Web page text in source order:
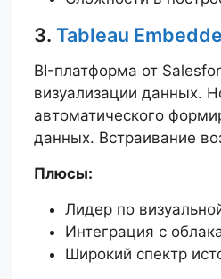
3. Tableau
BI-платформа от
визуализации данных.
автоматического
данных. Встраивание
Плюсы:
Лидер по
Интеграция с
Широкий спектр